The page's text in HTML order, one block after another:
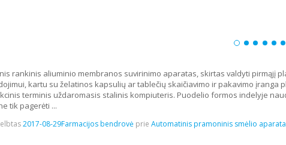
rankinis aliuminio membranos suvirinimo aparatas, skirtas valdyti pirmąjį
kartu su želatinos kapsulių ar tablečių skaičiavimo ir pakavimo
terminis uždaromasis stalinis kompiuteris. Puodelio formos indelyje
tik pagerėti ...
2017-08-29Farmacijos bendrovė prie Automatinis pramoninis smėlio